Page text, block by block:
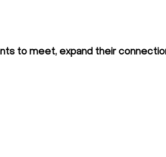
to meet, expand their